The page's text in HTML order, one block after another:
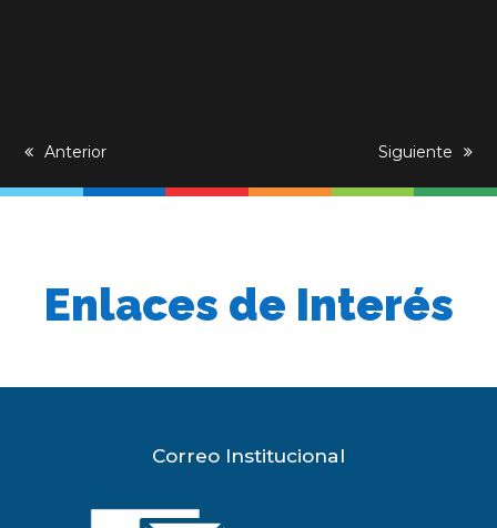
previous
Anterior
next
Siguiente
Enlaces de Interés
Correo Institucional